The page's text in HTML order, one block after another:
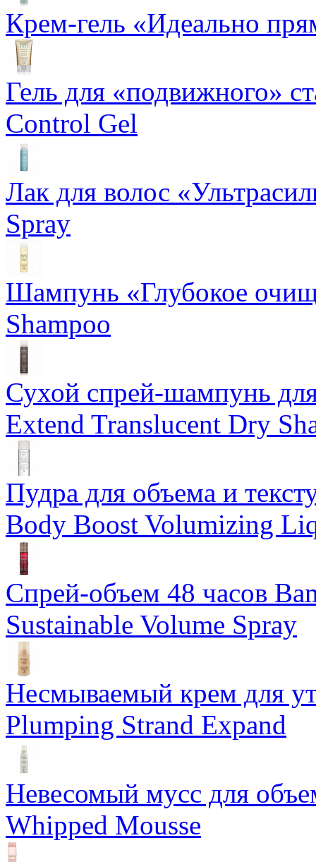
Крем-гель «Идеально
Гель для «подвижного»
Control Gel
Лак для волос
Spray
Шампунь «Глубокое
Shampoo
Сухой спрей-шампунь
Extend Translucent Dry
Пудра для объема и
Body Boost Volumizing
Спрей-объем 48 часов
Sustainable Volume Spray
Несмываемый крем для
Plumping Strand Expand
Невесомый мусс для
Whipped Mousse